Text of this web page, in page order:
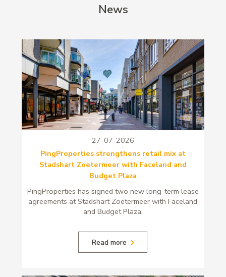
News
27-07-2026
PingProperties strengthens retail mix at
Stadshart Zoetermeer with Faceland and
Budget Plaza
PingProperties has signed two new long-term lease
agreements at Stadshart Zoetermeer with Faceland
and Budget Plaza.
Read more